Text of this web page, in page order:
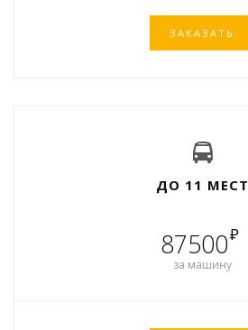
ЗАКАЗАТЬ
ДО 11 МЕСТ
87500₽
за машину